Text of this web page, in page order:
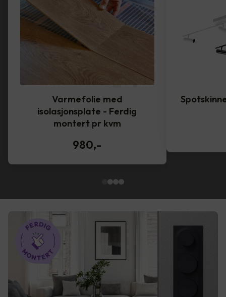
Varmefolie med
isolasjonsplate - Ferdig
montert pr kvm
980,-